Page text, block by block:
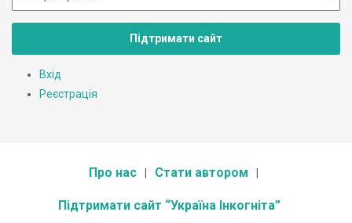
Підтримати сайт
Вхід
Реєстрація
Про нас Стати автором
Підтримати сайт “Україна Інкогніта”